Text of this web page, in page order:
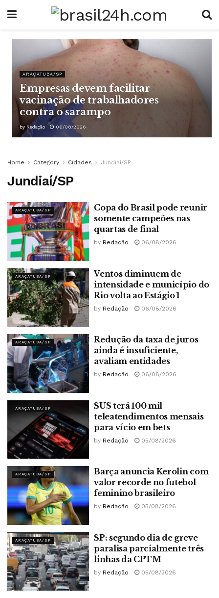
ARAÇATUBA/SP
Empresas devem facilitar
vacinação de trabalhadores
contra o sarampo
by Redação 06/08/2026
Home Category Cidades Jundiaí/SP
Jundiaí/SP
ARAÇATUBA/SP
Copa do Brasil pode reunir
somente campeões nas
quartas de final
by Redação 06/08/2026
ARAÇATUBA/SP
Ventos diminuem de
intensidade e município do
Rio volta ao Estágio 1
by Redação 06/08/2026
ARAÇATUBA/SP
Redução da taxa de juros
ainda é insuficiente,
avaliam entidades
by Redação 06/08/2026
ARAÇATUBA/SP
SUS terá 100 mil
teleatendimentos mensais
para vício em bets
by Redação 05/08/2026
ARAÇATUBA/SP
Barça anuncia Kerolin com
valor recorde no futebol
feminino brasileiro
by Redação 05/08/2026
ARAÇATUBA/SP
SP: segundo dia de greve
paralisa parcialmente três
linhas da CPTM
by Redação 05/08/2026